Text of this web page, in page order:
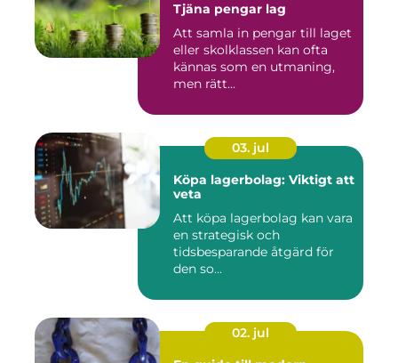
Tjäna pengar lag
Att samla in pengar till laget
eller skolklassen kan ofta
kännas som en utmaning,
men rätt...
03. jul
Köpa lagerbolag: Viktigt att
veta
Att köpa lagerbolag kan vara
en strategisk och
tidsbesparande åtgärd för
den so...
02. jul